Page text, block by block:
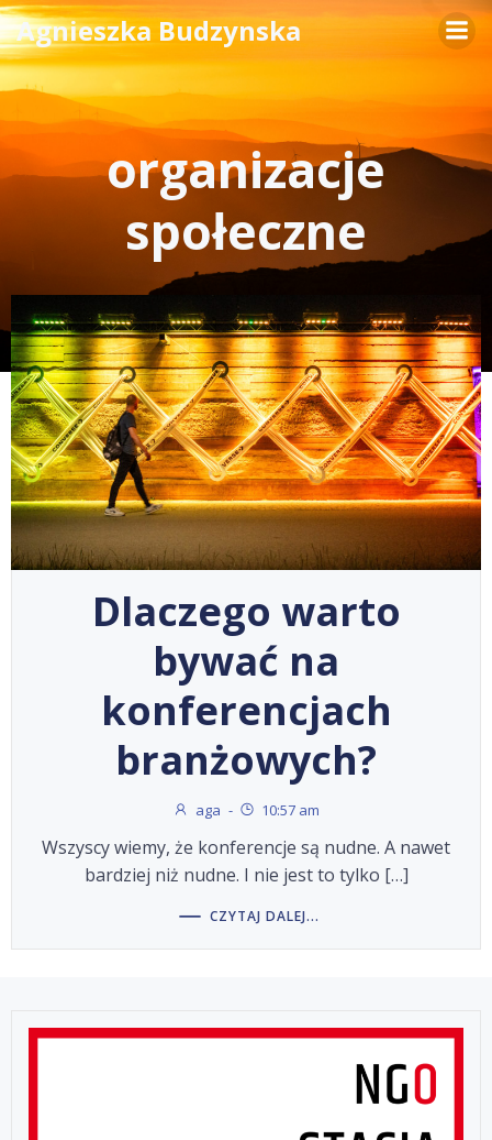
Skip
to
content
Agnieszka Budzynska
organizacje
społeczne
Dlaczego warto
bywać na
konferencjach
branżowych?
aga - 10:57 am
Wszyscy wiemy, że konferencje są nudne. A nawet
bardziej niż nudne. I nie jest to tylko […]
CZYTAJ DALEJ...